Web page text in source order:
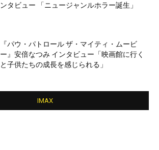
ンタビュー 「ニュージャンルホラー誕生」
『パウ・パトロール ザ・マイティ・ムービ
ー』安倍なつみ インタビュー「映画館に行く
と子供たちの成長を感じられる」
IMAX